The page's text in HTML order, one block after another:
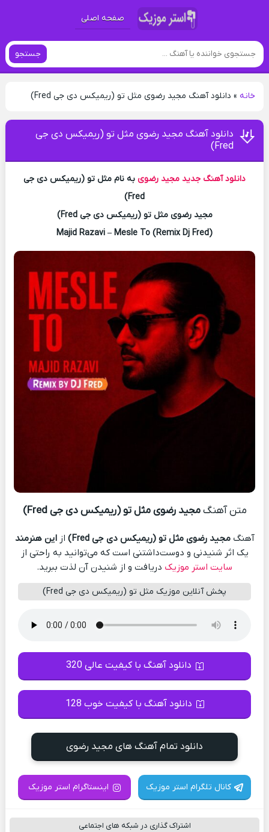
صفحه اصلی
جستجو
خانه» دانلود آهنگ مجید رضوی مثل تو (ریمیکس دی جی Fred)
دانلود آهنگ مجید رضوی مثل تو (ریمیکس دی جی
Fred)
دانلود آهنگ جدید مجید رضوی به نام مثل تو (ریمیکس دی جی
Fred)
مجید رضوی مثل تو (ریمیکس دی جی Fred)
Majid Razavi – Mesle To (Remix Dj Fred)
متن آهنگمجید رضوی مثل تو (ریمیکس دی جی Fred)
آهنگمجید رضوی مثل تو (ریمیکس دی جی Fred) ازاین هنرمند
یک اثر شنیدنی و دوست‌داشتنی است که می‌توانید به راحتی از
سایت استر موزیک دریافت و از شنیدن آن لذت ببرید.
پخش آنلاین موزیک مثل تو (ریمیکس دی جی Fred)
دانلود آهنگ با کیفیت عالی 320
دانلود آهنگ با کیفیت خوب 128
دانلود تمام آهنگ های مجید رضوی
کانال تلگرام استر موزیک اینستاگرام استر موزیک
اشتراک گذاری در شبکه های اجتماعی